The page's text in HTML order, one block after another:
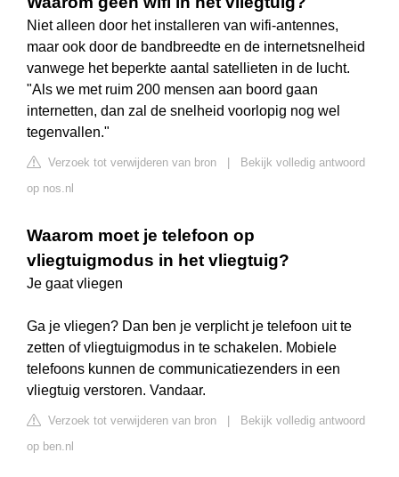
Niet alleen door het installeren van wifi-antennes,
maar ook door de bandbreedte en de internetsnelheid
vanwege het beperkte aantal satellieten in de lucht.
"Als we met ruim 200 mensen aan boord gaan
internetten, dan zal de snelheid voorlopig nog wel
tegenvallen."
Verzoek tot verwijderen van bron
Bekijk volledig antwoord
op nos.nl
Waarom moet je telefoon op
vliegtuigmodus in het vliegtuig?
Je gaat vliegen
Ga je vliegen? Dan ben je verplicht je telefoon uit te
zetten of vliegtuigmodus in te schakelen. Mobiele
telefoons kunnen de communicatiezenders in een
vliegtuig verstoren. Vandaar.
Verzoek tot verwijderen van bron
Bekijk volledig antwoord
op ben.nl